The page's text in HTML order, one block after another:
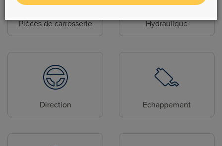
Pièces de carrosserie Hydraulique
Direction Echappement